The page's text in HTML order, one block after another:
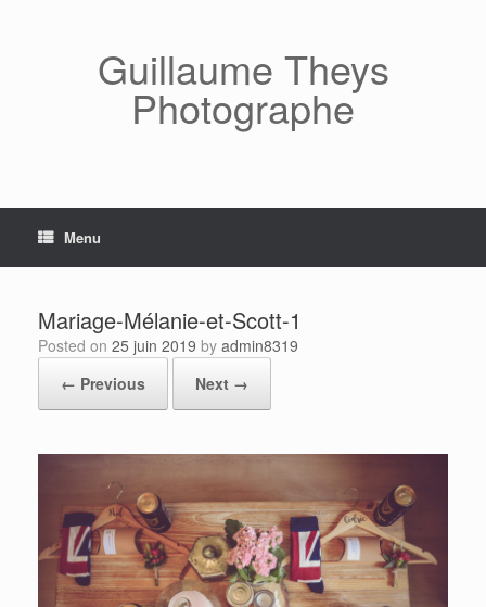
Guillaume Theys
Photographe
Menu
Mariage-Mélanie-et-Scott-1
Posted on 25 juin 2019 by admin8319
← Previous
Next →